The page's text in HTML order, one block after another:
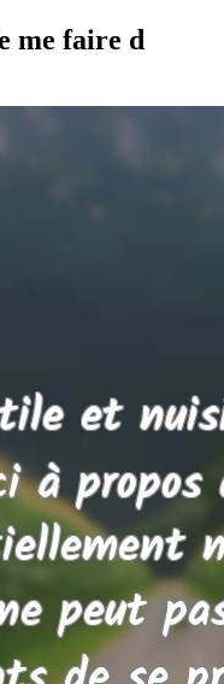
me faire d